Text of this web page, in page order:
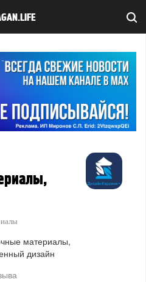
материалы
дизайн